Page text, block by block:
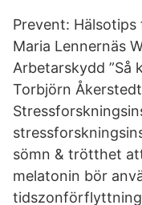
Prevent:
Maria Lennernäs
Arbetarskydd ”Så
Torbjörn
sömn & trötthet
melatonin bör